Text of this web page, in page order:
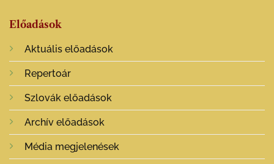
Előadások
Aktuális előadások
Repertoár
Szlovák előadások
Archív előadások
Média megjelenések